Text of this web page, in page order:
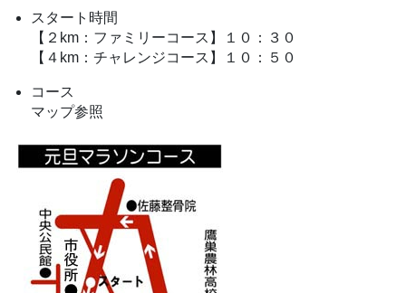
スタート時間
【２km：ファミリーコース】１０：３０
【４km：チャレンジコース】１０：５０
コース
マップ参照